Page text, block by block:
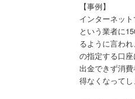
【事例】
インターネッ
という業者に
るように言わ
の指定する口
出金できず消
得なくなってし